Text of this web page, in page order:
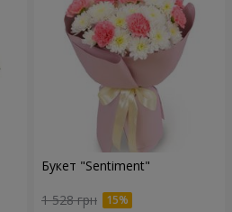
Букет "Sentiment"
1 528 грн